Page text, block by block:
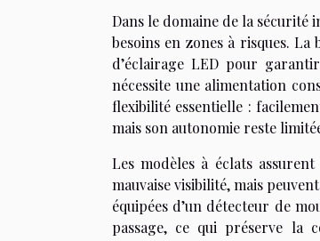
Dans le domaine de la
besoins en zones à risques.
d’éclairage LED pour
nécessite une alimentation
flexibilité essentielle :
mais son autonomie reste
Les modèles à éclats
mauvaise visibilité, mais
équipées d’un détecteur de
passage, ce qui préserve la